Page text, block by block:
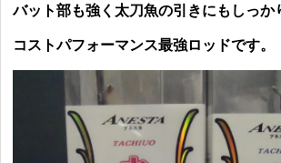
バット部も強く太刀魚の引きにもしっか
コストパフォーマンス最強ロッドです。